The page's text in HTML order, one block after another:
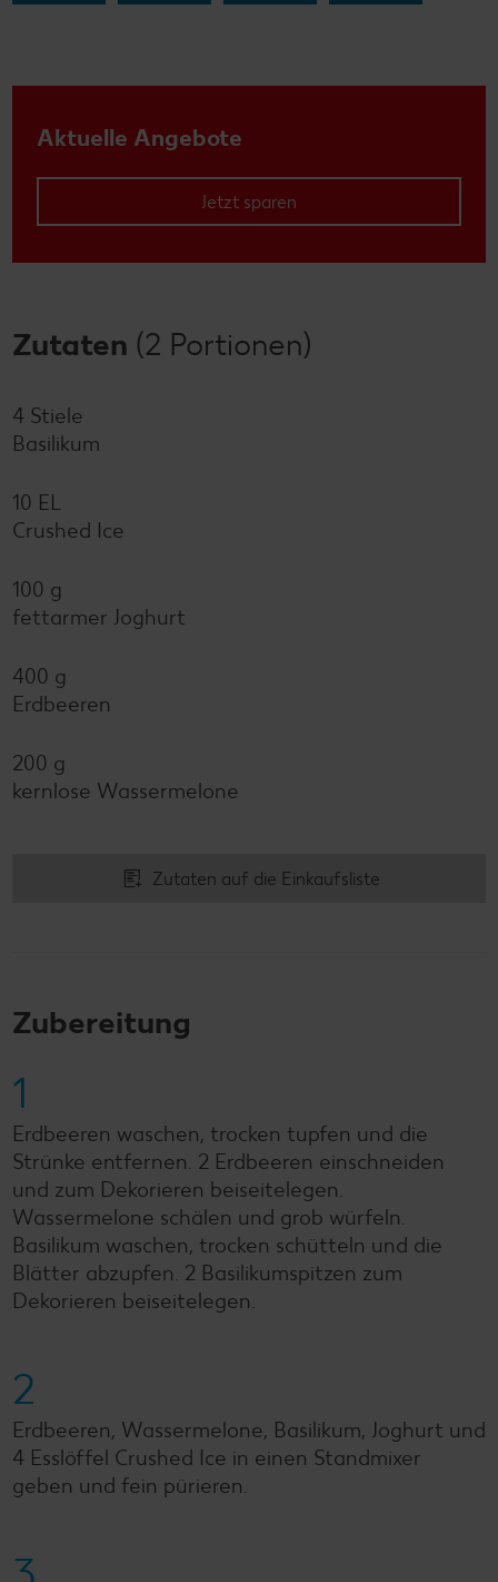
Aktuelle Angebote
Jetzt sparen
Zutaten (2 Portionen)
4 Stiele
Basilikum
10 EL
Crushed Ice
100 g
fettarmer Joghurt
400 g
Erdbeeren
200 g
kernlose Wassermelone
Zutaten auf die Einkaufsliste
Zubereitung
1
Erdbeeren waschen, trocken tupfen und die
Strünke entfernen. 2 Erdbeeren einschneiden
und zum Dekorieren beiseitelegen.
Wassermelone schälen und grob würfeln.
Basilikum waschen, trocken schütteln und die
Blätter abzupfen. 2 Basilikumspitzen zum
Dekorieren beiseitelegen.
2
Erdbeeren, Wassermelone, Basilikum, Joghurt und
4 Esslöffel Crushed Ice in einen Standmixer
geben und fein pürieren.